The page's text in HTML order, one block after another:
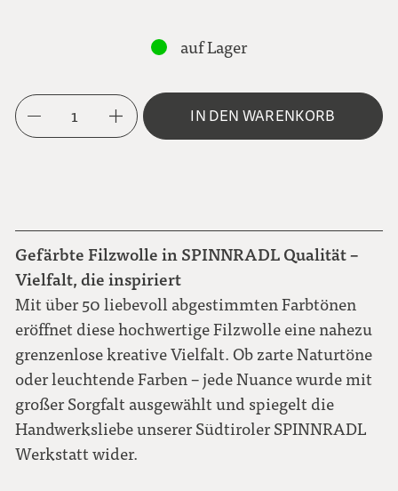
auf Lager
1 IN DEN WARENKORB
Gefärbte Filzwolle in SPINNRADL Qualität –
Vielfalt, die inspiriert
Mit über 50 liebevoll abgestimmten Farbtönen
eröffnet diese hochwertige Filzwolle eine nahezu
grenzenlose kreative Vielfalt. Ob zarte Naturtöne
oder leuchtende Farben – jede Nuance wurde mit
großer Sorgfalt ausgewählt und spiegelt die
Handwerksliebe unserer Südtiroler SPINNRADL
Werkstatt wider.